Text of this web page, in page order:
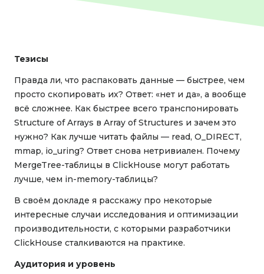
Тезисы
Правда ли, что распаковать данные — быстрее, чем
просто скопировать их? Ответ: «нет и да», а вообще
всё сложнее. Как быстрее всего транспонировать
Structure of Arrays в Array of Structures и зачем это
нужно? Как лучше читать файлы — read, O_DIRECT,
mmap, io_uring? Ответ снова нетривиален. Почему
MergeTree-таблицы в ClickHouse могут работать
лучше, чем in-memory-таблицы?
В своём докладе я расскажу про некоторые
интересные случаи исследования и оптимизации
производительности, с которыми разработчики
ClickHouse сталкиваются на практике.
Аудитория и уровень